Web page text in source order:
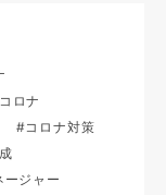
ロナ
#コロナ対策
ジャー